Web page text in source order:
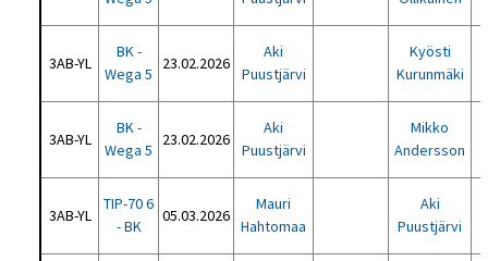
3AB-YL
BK -
Wega 5
23.02.2026
Aki
Puustjärvi
Kyösti
Kurunmäki
3AB-YL
BK -
Wega 5
23.02.2026
Aki
Puustjärvi
Mikko
Andersson
3AB-YL
TIP-70 6
- BK
05.03.2026
Mauri
Hahtomaa
Aki
Puustjärvi